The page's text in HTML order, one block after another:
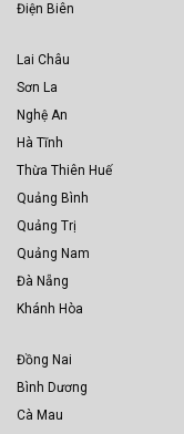
Điện Biên
Lai Châu
Sơn La
Nghệ An
Hà Tĩnh
Thừa Thiên Huế
Quảng Bình
Quảng Trị
Quảng Nam
Đà Nẵng
Khánh Hòa
Đồng Nai
Bình Dương
Cà Mau